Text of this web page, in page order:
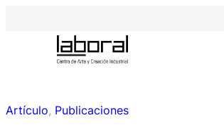
Artículo, Publicaciones